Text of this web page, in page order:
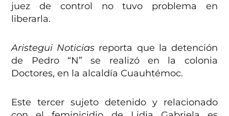
juez de control no tuvo problema en
liberarla.
Aristegui Noticias reporta que la detención
de Pedro “N” se realizó en la colonia
Doctores, en la alcaldía Cuauhtémoc.
Este tercer sujeto detenido y relacionado